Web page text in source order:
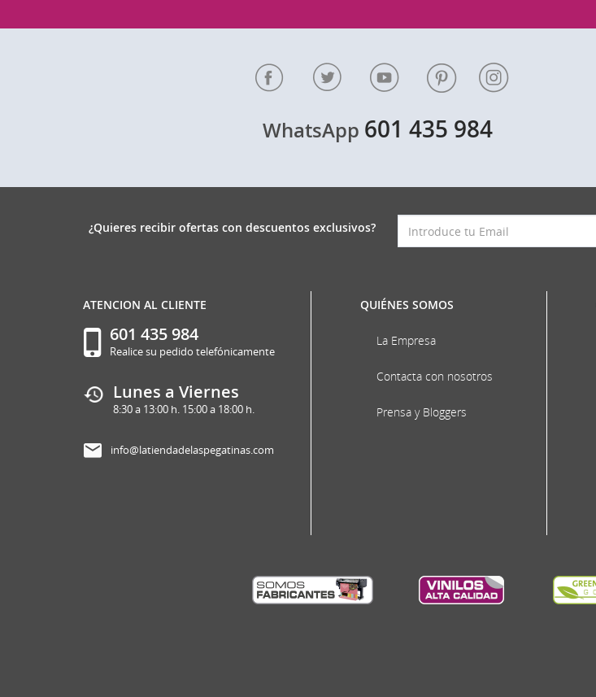
WhatsApp 601 435 984
¿Quieres recibir ofertas con descuentos exclusivos?
ATENCION AL CLIENTE
601 435 984
Realice su pedido telefónicamente
Lunes a Viernes
8:30 a 13:00 h. 15:00 a 18:00 h.
info@latiendadelaspegatinas.com
QUIÉNES SOMOS
La Empresa
Contacta con nosotros
Prensa y Bloggers